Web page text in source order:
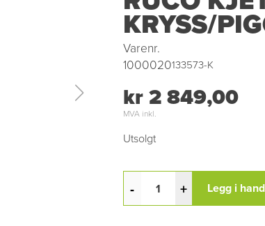
KRYSS/
Varenr.
1000020133573-K
kr 2 849,00
MVA inkl.
Utsolgt
- + Legg i